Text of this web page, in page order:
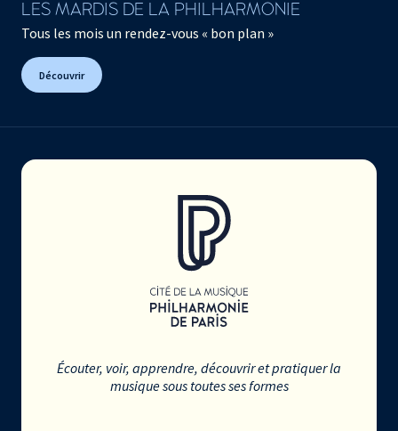
LES MARDIS DE LA PHILHARMONIE
Tous les mois un rendez-vous « bon plan »
Découvrir
Écouter, voir, apprendre, découvrir et pratiquer la
musique sous toutes ses formes